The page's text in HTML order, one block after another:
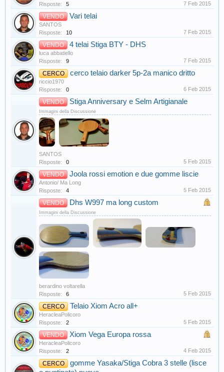
Risposte:
5 7 Feb 2015
VENDO Vari telai
SANTOS
Risposte:
10 7 Feb 2015
VENDO 4 telai Stiga BTY - DHS
luca abbatiello
Risposte:
9 7 Feb 2015
CERCO cerco telaio darker 5p-2a manico dritto
riccio1970
Risposte:
0 6 Feb 2015
VENDO Stiga Anniversary e Selm Artigianale
Immagini della Discussione
SANTOS
Risposte:
0 5 Feb 2015
VENDO Joola rossi emotion e due gomme liscie
Antonio/ Ma Long
Risposte:
4 5 Feb 2015
VENDO Dhs W997 ma long custom
Immagini della Discussione
berardino voltarella
Risposte:
6 5 Feb 2015
CERCO Telaio Xiom Acro all+
HeracleaPolicoro
Risposte:
2 5 Feb 2015
VENDO Xiom Vega Europa rossa
HeracleaPolicoro
Risposte:
2 4 Feb 2015
CERCO
gomme Yasaka/Stiga Cobra 3 stelle (lisce